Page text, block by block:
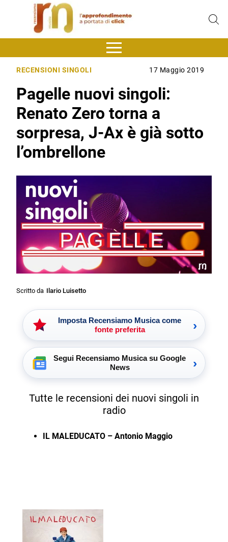
RECENSIONI SINGOLI 17 Maggio 2019
Pagelle nuovi singoli:
Renato Zero torna a
sorpresa, J-Ax è già sotto
l’ombrellone
Scritto da Ilario Luisetto
Imposta Recensiamo Musica come
fonte preferita
›
Segui Recensiamo Musica su Google
News
›
Tutte le recensioni dei nuovi singoli in
radio
IL MALEDUCATO – Antonio Maggio